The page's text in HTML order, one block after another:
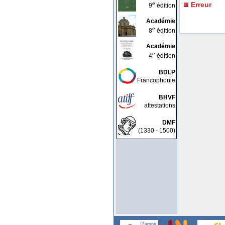
9e édition
Académie
8e édition
Académie
4e édition
BDLP
Francophonie
BHVF
attestations
DMF
(1330 - 1500)
Erreur